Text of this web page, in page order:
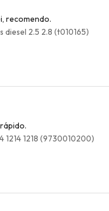
recomendo.
diesel 2.5 2.8 (t010165)
1214 1218 (9730010200)